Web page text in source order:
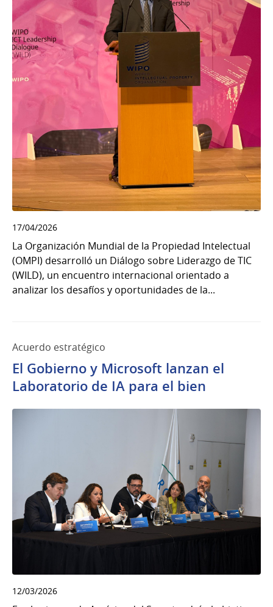
17/04/2026
La Organización Mundial de la Propiedad Intelectual
(OMPI) desarrolló un Diálogo sobre Liderazgo de TIC
(WILD), un encuentro internacional orientado a
analizar los desafíos y oportunidades de la...
Acuerdo estratégico
El Gobierno y Microsoft lanzan el
Laboratorio de IA para el bien
12/03/2026